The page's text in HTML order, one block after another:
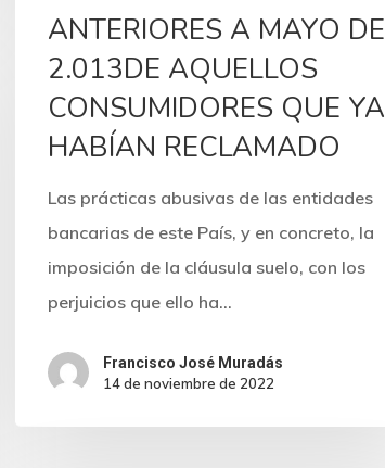
ANTERIORES A MAYO DE
2.013DE AQUELLOS
CONSUMIDORES QUE YA
HABÍAN RECLAMADO
Las prácticas abusivas de las entidades
bancarias de este País, y en concreto, la
imposición de la cláusula suelo, con los
perjuicios que ello ha…
Francisco José Muradás
14 de noviembre de 2022